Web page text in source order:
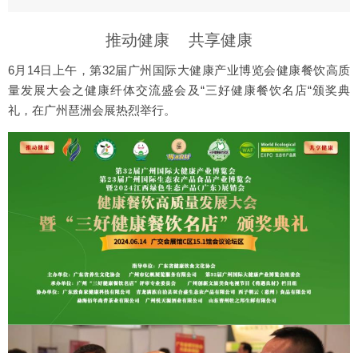
推动健康 共享健康
6月14日上午，第32届广州国际大健康产业博览会健康餐饮高质
量发展大会之健康纤体交流盛会及“三好健康餐饮名店“颁奖典
礼，在广州琶洲会展热烈举行。